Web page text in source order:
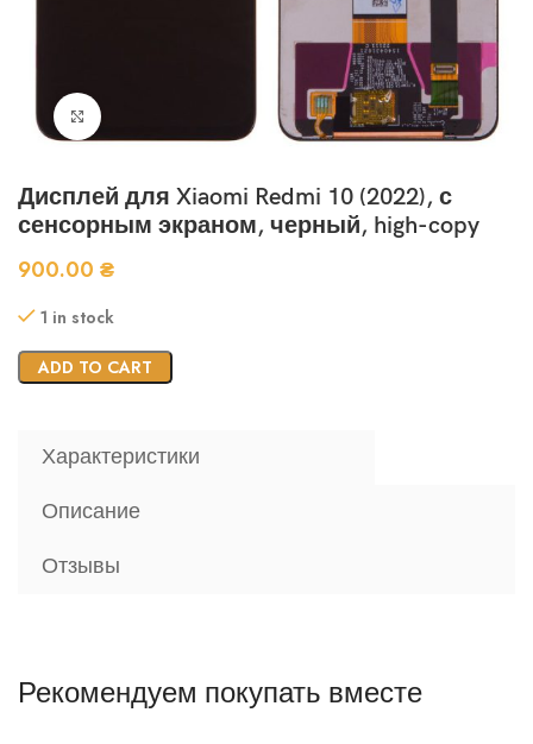
Нажмите, чтобы увеличить
Дисплей для Xiaomi Redmi 10 (2022), с
сенсорным экраном, черный, high-copy
900.00 ₴
1 in stock
ADD TO CART
Характеристики
Описание
Отзывы
Рекомендуем покупать вместе